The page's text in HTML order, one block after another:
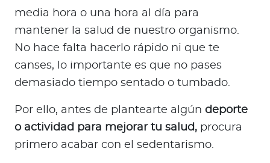
media hora o una hora al día para
mantener la salud de nuestro organismo.
No hace falta hacerlo rápido ni que te
canses, lo importante es que no pases
demasiado tiempo sentado o tumbado.
Por ello, antes de plantearte algún deporte
o actividad para mejorar tu salud, procura
primero acabar con el sedentarismo.